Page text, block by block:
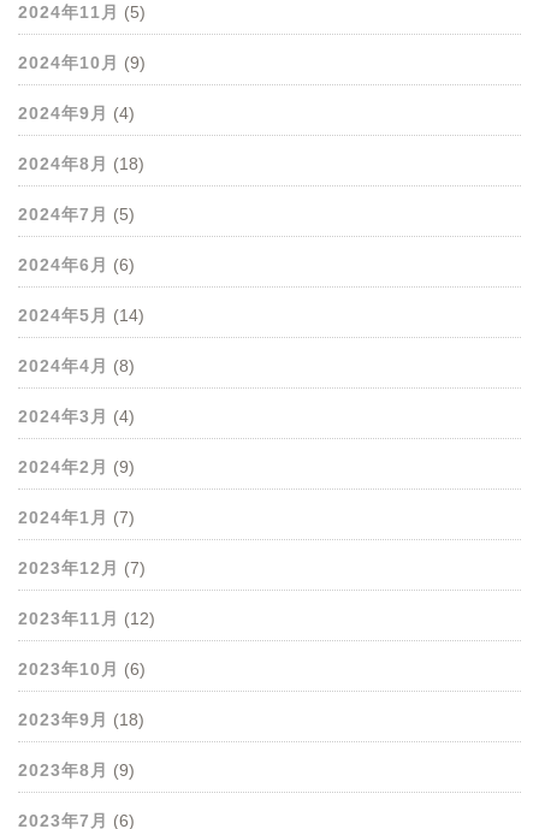
2024年11月 (5)
2024年10月 (9)
2024年9月 (4)
2024年8月 (18)
2024年7月 (5)
2024年6月 (6)
2024年5月 (14)
2024年4月 (8)
2024年3月 (4)
2024年2月 (9)
2024年1月 (7)
2023年12月 (7)
2023年11月 (12)
2023年10月 (6)
2023年9月 (18)
2023年8月 (9)
2023年7月 (6)